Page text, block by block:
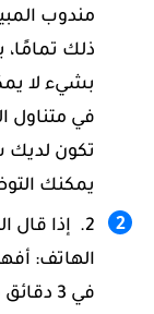
مندوب
ذلك تمامًا،
بشيء لا
في متناول
تكون
يمكنك
إذا قال
الهاتف:
في 3